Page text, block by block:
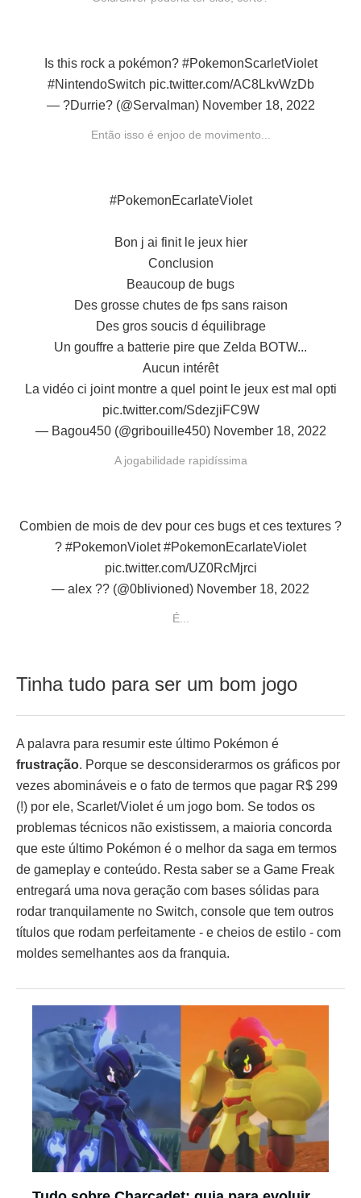
Is this rock a pokémon? #PokemonScarletViolet
#NintendoSwitch pic.twitter.com/AC8LkvWzDb
— ?Durrie? (@Servalman) November 18, 2022
Então isso é enjoo de movimento...
#PokemonEcarlateViolet
Bon j ai finit le jeux hier
Conclusion
Beaucoup de bugs
Des grosse chutes de fps sans raison
Des gros soucis d équilibrage
Un gouffre a batterie pire que Zelda BOTW...
Aucun intérêt
La vidéo ci joint montre a quel point le jeux est mal opti
pic.twitter.com/SdezjiFC9W
— Bagou450 (@gribouille450) November 18, 2022
A jogabilidade rapidíssima
Combien de mois de dev pour ces bugs et ces textures ?
? #PokemonViolet #PokemonEcarlateViolet
pic.twitter.com/UZ0RcMjrci
— alex ?? (@0blivioned) November 18, 2022
É...
Tinha tudo para ser um bom jogo
A palavra para resumir este último Pokémon é
frustração. Porque se desconsiderarmos os gráficos por
vezes abomináveis e o fato de termos que pagar R$ 299
(!) por ele, Scarlet/Violet é um jogo bom. Se todos os
problemas técnicos não existissem, a maioria concorda
que este último Pokémon é o melhor da saga em termos
de gameplay e conteúdo. Resta saber se a Game Freak
entregará uma nova geração com bases sólidas para
rodar tranquilamente no Switch, console que tem outros
títulos que rodam perfeitamente - e cheios de estilo - com
moldes semelhantes aos da franquia.